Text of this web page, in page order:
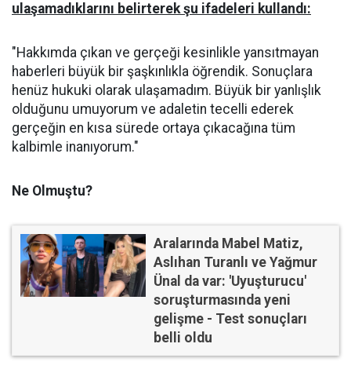
ulaşamadıklarını belirterek şu ifadeleri kullandı:
"Hakkımda çıkan ve gerçeği kesinlikle yansıtmayan
haberleri büyük bir şaşkınlıkla öğrendik. Sonuçlara
henüz hukuki olarak ulaşamadım. Büyük bir yanlışlık
olduğunu umuyorum ve adaletin tecelli ederek
gerçeğin en kısa sürede ortaya çıkacağına tüm
kalbimle inanıyorum."
Ne Olmuştu?
Aralarında Mabel Matiz,
Aslıhan Turanlı ve Yağmur
Ünal da var: 'Uyuşturucu'
soruşturmasında yeni
gelişme - Test sonuçları
belli oldu